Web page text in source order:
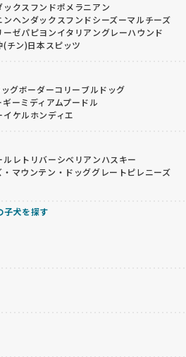
ックスフンドポメラニアン
ンヘンダックスフンドシーズーマルチーズ
ーゼパピヨンイタリアングレーハウンド
(チン)日本スピッツ
グボーダーコリーブルドッグ
ギーミディアムプードル
イケルホンディエ
ルレトリバーシベリアンハスキー
・マウンテン・ドッググレートピレニーズ
子犬を探す